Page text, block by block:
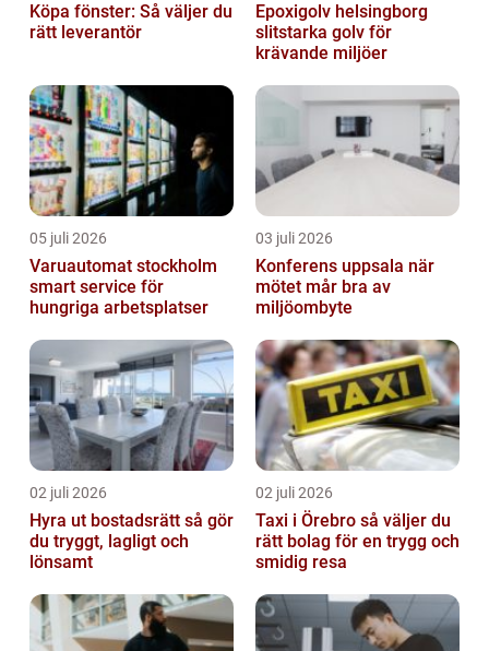
Köpa fönster: Så väljer du
rätt leverantör
Epoxigolv helsingborg
slitstarka golv för
krävande miljöer
05 juli 2026
Varuautomat stockholm
smart service för
hungriga arbetsplatser
03 juli 2026
Konferens uppsala när
mötet mår bra av
miljöombyte
02 juli 2026
Hyra ut bostadsrätt så gör
du tryggt, lagligt och
lönsamt
02 juli 2026
Taxi i Örebro så väljer du
rätt bolag för en trygg och
smidig resa